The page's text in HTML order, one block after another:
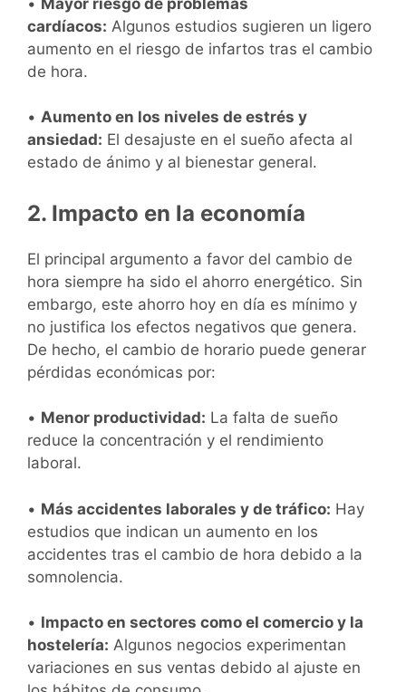
cardíacos: Algunos estudios sugieren un ligero
aumento en el riesgo de infartos tras el cambio
de hora.
• Aumento en los niveles de estrés y
ansiedad: El desajuste en el sueño afecta al
estado de ánimo y al bienestar general.
2. Impacto en la economía
El principal argumento a favor del cambio de
hora siempre ha sido el ahorro energético. Sin
embargo, este ahorro hoy en día es mínimo y
no justifica los efectos negativos que genera.
De hecho, el cambio de horario puede generar
pérdidas económicas por:
• Menor productividad: La falta de sueño
reduce la concentración y el rendimiento
laboral.
• Más accidentes laborales y de tráfico: Hay
estudios que indican un aumento en los
accidentes tras el cambio de hora debido a la
somnolencia.
• Impacto en sectores como el comercio y la
hostelería: Algunos negocios experimentan
variaciones en sus ventas debido al ajuste en